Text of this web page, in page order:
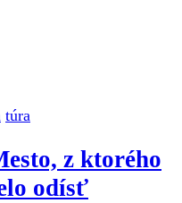
túra
z ktorého
odísť